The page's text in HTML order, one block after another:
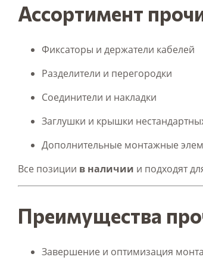
Ассортимент
Фиксаторы и держатели кабелей
Разделители и перегородки
Соединители и накладки
Заглушки и крышки
Дополнительные монтажные
Все позиции в наличии и подходят
Преимущества
Завершение и оптимизация